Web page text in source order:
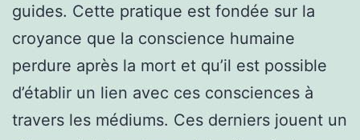
guides. Cette pratique est fondée sur la
croyance que la conscience humaine
perdure après la mort et qu’il est possible
d’établir un lien avec ces consciences à
travers les médiums. Ces derniers jouent un